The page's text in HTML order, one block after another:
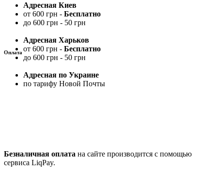
Адресная Киев
от 600 грн - Бесплатно
до 600 грн - 50 грн
Адресная Харьков
от 600 грн - Бесплатно
до 600 грн - 50 грн
Адресная по Украине
по тарифу Новой Почты
Оплата
Безналичная оплата на сайте производится с помощью
сервиса LiqPay.